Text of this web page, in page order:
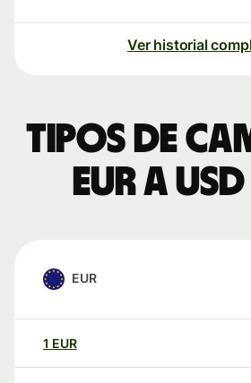
Ver historial
Tipos de
EUR a
EUR
1 EUR